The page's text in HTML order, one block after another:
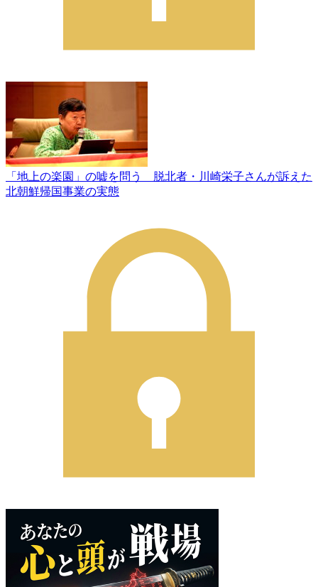
「地上の楽園」の嘘を問う 脱北者・川崎栄子さんが訴えた
北朝鮮帰国事業の実態